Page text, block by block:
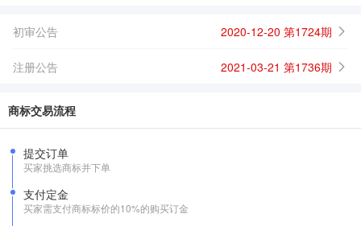
初审公告 2020-12-20 第1724期
注册公告 2021-03-21 第1736期
商标交易流程
提交订单
买家挑选商标并下单
支付定金
买家需支付商标标价的10%的购买订金